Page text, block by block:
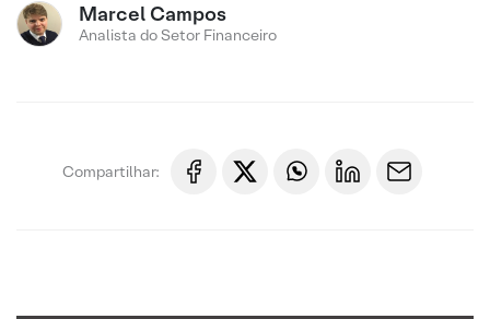
Marcel Campos
Analista do Setor Financeiro
Compartilhar: